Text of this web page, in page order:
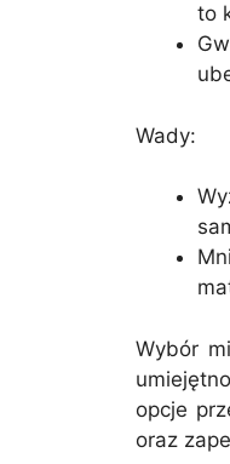
to
Wady:
Wybór
opcje
oraz